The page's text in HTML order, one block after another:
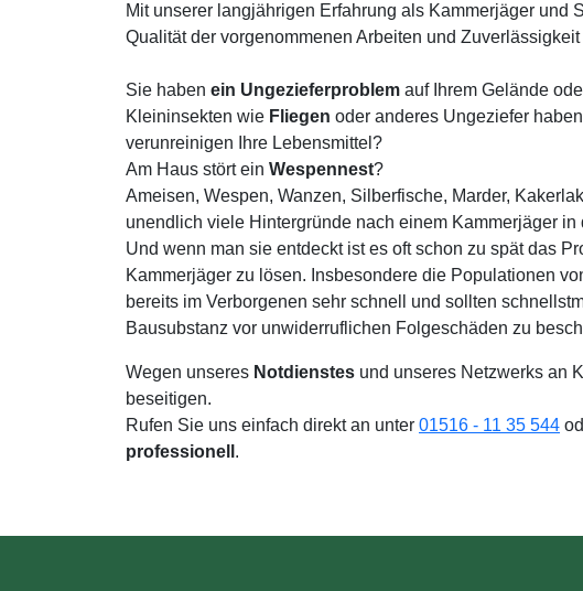
Mit unserer langjährigen Erfahrung als Kammerjäger
Qualität der vorgenommenen Arbeiten und
Sie haben ein Ungezieferproblem auf Ihrem Gelände
Kleininsekten wie Fliegen oder anderes Ungeziefer
verunreinigen Ihre Lebensmittel?
Am Haus stört ein Wespennest?
Ameisen, Wespen, Wanzen, Silberfische, Marder,
unendlich viele Hintergründe nach einem Kammerjäger
Und wenn man sie entdeckt ist es oft schon zu spät das
Kammerjäger zu lösen. Insbesondere die Populationen
bereits im Verborgenen sehr schnell und sollten
Bausubstanz vor unwiderruflichen Folgeschäden zu
Wegen unseres Notdienstes und unseres Netzwerks an
beseitigen.
Rufen Sie uns einfach direkt an unter 01516 - 11 35 544
professionell .